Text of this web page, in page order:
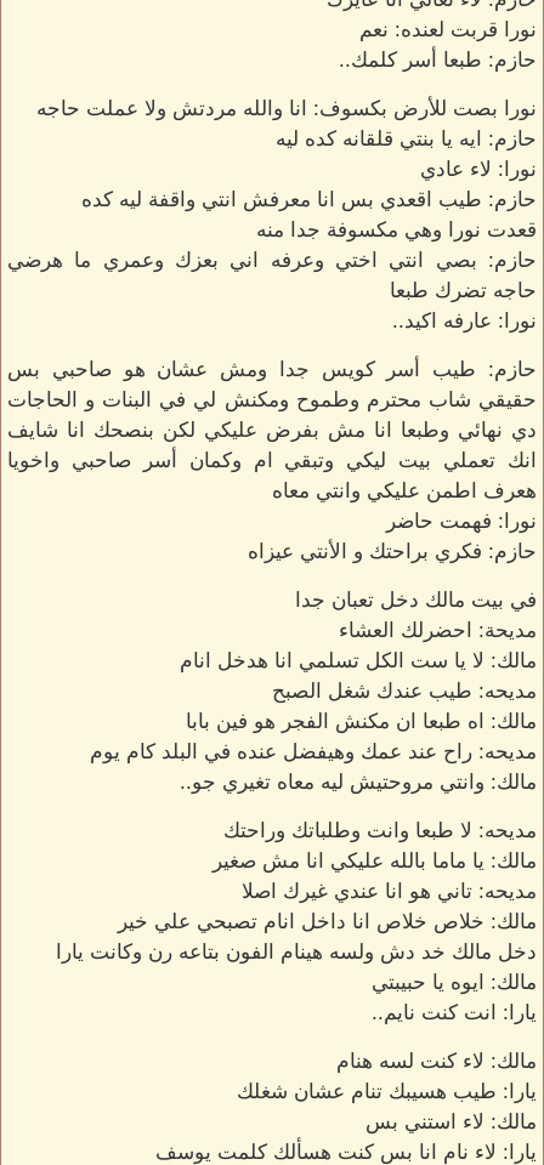
نورا قربت لعنده: نعم
حازم: طبعا أسر كلمك..
نورا بصت للأرض بكسوف: انا والله مردتش ولا عملت حاجه
حازم: ايه يا بنتي قلقانه كده ليه
نورا: لاء عادي
حازم: طيب اقعدي بس انا معرفش انتي واقفة ليه كده
قعدت نورا وهي مكسوفة جدا منه
حازم: بصي انتي اختي وعرفه اني بعزك وعمري ما هرضي
حاجه تضرك طبعا
نورا: عارفه اكيد..
حازم: طيب أسر كويس جدا ومش عشان هو صاحبي بس
حقيقي شاب محترم وطموح ومكنش لي في البنات و الحاجات
دي نهائي وطبعا انا مش بفرض عليكي لكن بنصحك انا شايف
انك تعملي بيت ليكي وتبقي ام وكمان أسر صاحبي واخويا
هعرف اطمن عليكي وانتي معاه
نورا: فهمت حاضر
حازم: فكري براحتك و الأنتي عيزاه
في بيت مالك دخل تعبان جدا
مديحة: احضرلك العشاء
مالك: لا يا ست الكل تسلمي انا هدخل انام
مديحه: طيب عندك شغل الصبح
مالك: اه طبعا ان مكنش الفجر هو فين بابا
مديحه: راح عند عمك وهيفضل عنده في البلد كام يوم
مالك: وانتي مروحتيش ليه معاه تغيري جو..
مديحه: لا طبعا وانت وطلباتك وراحتك
مالك: يا ماما بالله عليكي انا مش صغير
مديحه: تاني هو انا عندي غيرك اصلا
مالك: خلاص خلاص انا داخل انام تصبحي علي خير
دخل مالك خد دش ولسه هينام الفون بتاعه رن وكانت يارا
مالك: ايوه يا حبيبتي
يارا: انت كنت نايم..
مالك: لاء كنت لسه هنام
يارا: طيب هسيبك تنام عشان شغلك
مالك: لاء استني بس
يارا: لاء نام انا بس كنت هسألك كلمت يوسف